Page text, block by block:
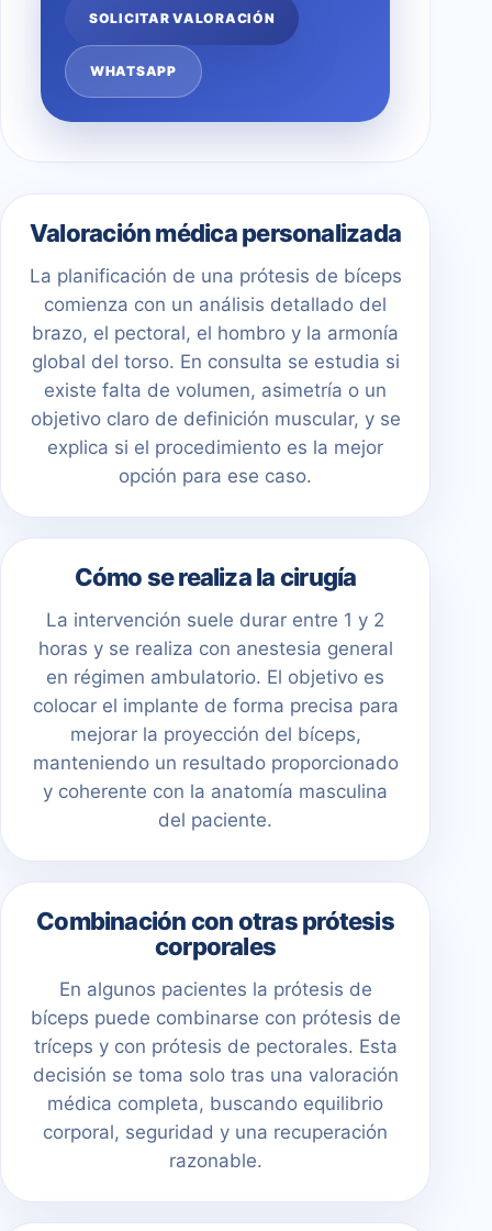
SOLICITAR VALORACIÓN
WHATSAPP
Valoración médica personalizada
La planificación de una prótesis de bíceps
comienza con un análisis detallado del
brazo, el pectoral, el hombro y la armonía
global del torso. En consulta se estudia si
existe falta de volumen, asimetría o un
objetivo claro de definición muscular, y se
explica si el procedimiento es la mejor
opción para ese caso.
Cómo se realiza la cirugía
La intervención suele durar entre 1 y 2
horas y se realiza con anestesia general
en régimen ambulatorio. El objetivo es
colocar el implante de forma precisa para
mejorar la proyección del bíceps,
manteniendo un resultado proporcionado
y coherente con la anatomía masculina
del paciente.
Combinación con otras prótesis
corporales
En algunos pacientes la prótesis de
bíceps puede combinarse con prótesis de
tríceps y con prótesis de pectorales. Esta
decisión se toma solo tras una valoración
médica completa, buscando equilibrio
corporal, seguridad y una recuperación
razonable.